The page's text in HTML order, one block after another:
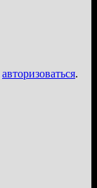
авторизоваться.